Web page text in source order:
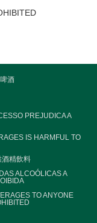
酒
PREJUDICA A
IS HARMFUL TO
酒精飲料
ALCOÓLICAS A
TO ANYONE